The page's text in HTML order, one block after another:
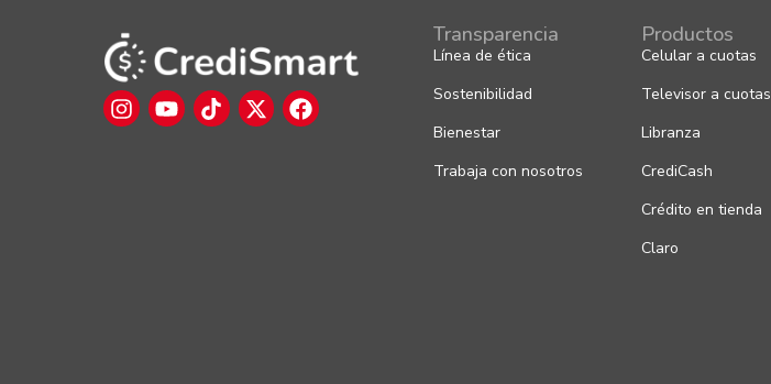
Transparencia
Línea de ética
Sostenibilidad
Bienestar
Trabaja con nosotros
Productos
Celular a cuotas
Televisor a cuotas
Libranza
CrediCash
Crédito en tienda
Claro